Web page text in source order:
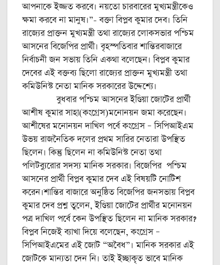
আপনাকে ইজ্জত করবে। নয়তো চারবারের মুখ্যমন্ত্রীকেও
ক্ষমা করবে না মানুষ।”- বক্তা বিপ্লব কুমার দেব। তিনি
রাজ্যের প্রাক্তন মুখ্যমন্ত্রী তথা রাজ্যের লোকসভার পশ্চিম
আসনের বিজেপির প্রার্থী। বৃহস্পতিবার শান্তিরবাজারে
নির্বাচনী জন সভায় তিনি একথা বলেছেন। বিপ্লব কুমার
দেবের এই বক্তব্য ছিলো রাজ্যের প্রাক্তন মুখ্যমন্ত্রী তথা
কমিউনিস্ট নেতা মানিক সরকারের উদ্দেশ্যে।
বুধবার পশ্চিম আসনের ইণ্ডিয়া জোটের প্রার্থী
আশীষ কুমার সাহা(কংগ্রেস)মনোনয়ন জমা করেছেন।
আশীষের মনোনয়ন দাখিল পর্বে কংগ্রেস – সিপিআইএম
উভয় রাজনৈতিক দলের প্রথম সারির নেতারা উপস্থিত
ছিলেন। কিন্তু ছিলেন না কমিউনিস্ট নেতা তথা
পলিটব্যুরোর সদস্য মানিক সরকার। বিজেপির পশ্চিম
আসনের প্রার্থী বিপ্লব কুমার দেব এই বিষয়টি নোটিশ
করেন।শান্তির বাজারে অনুষ্ঠিত বিজেপির জনসভায় বিপ্লব
কুমার দেব প্রশ্ন তুলেন, ইণ্ডিয়া জোটের প্রার্থীর মনোনয়ন
পত্র দাখিল পর্বে কেন উপস্থিত ছিলেন না মানিক সরকার?
বিপ্লব নিজেই ব্যাখা দিয়ে বলেছেন, কংগ্রেস –
সিপিআইএমের এই জোট “অবৈধ”। মানিক সরকার এই
জোটকে মান্যতা দেন নি। তাই ইচ্ছাকৃত ভাবে মানিক